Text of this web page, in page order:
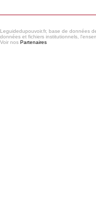
Leguidedupouvoir.fr, base de données
données et fichiers institutionnels,
Voir nos Partenaires